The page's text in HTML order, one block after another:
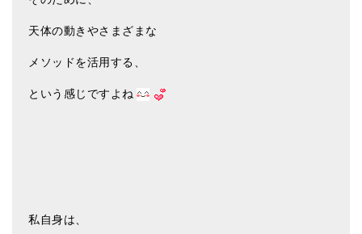
天体の動きやさまざまな
メソッドを活用する、
という感じですよね
私自身は、